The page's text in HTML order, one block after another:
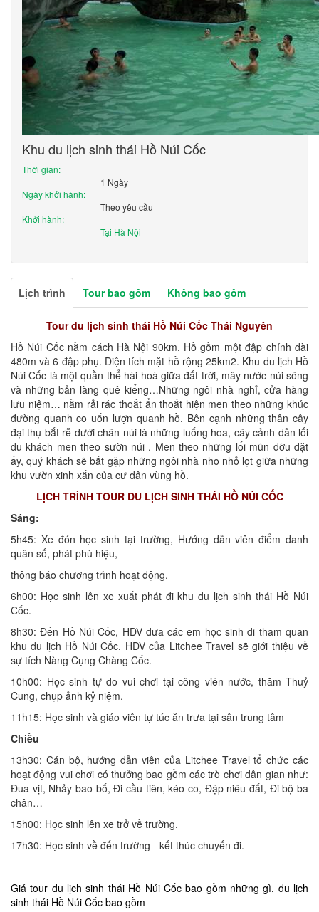
Khu du lịch sinh thái Hồ Núi Cốc
Thời gian:
1 Ngày
Ngày khởi hành:
Theo yêu cầu
Khởi hành:
Tại Hà Nội
Lịch trình Tour bao gồm Không bao gồm
Tour du lịch sinh thái Hồ Núi Cốc Thái Nguyên
Hồ Núi Cốc nằm cách Hà Nội 90km. Hồ gồm một đập chính dài
480m và 6 đập phụ. Diện tích mặt hồ rộng 25km2. Khu du lịch Hồ
Núi Cốc là một quần thể hài hoà giữa đất trời, mây nước núi sông
và những bản làng quê kiểng…Những ngôi nhà nghỉ, cửa hàng
lưu niệm… nằm rải rác thoắt ẩn thoắt hiện men theo những khúc
đường quanh co uốn lượn quanh hồ. Bên cạnh những thân cây
đại thụ bắt rễ dưới chân núi là những luống hoa, cây cảnh dẫn lối
du khách men theo sườn núi . Men theo những lối mũn dỡu dặt
ấy, quý khách sẽ bắt gặp những ngôi nhà nho nhỏ lọt giữa những
khu vườn xinh xắn của cư dân vùng hồ.
LỊCH TRÌNH TOUR DU LỊCH SINH THÁI HỒ NÚI CỐC
Sáng:
5h45: Xe đón học sinh tại trường, Hướng dẫn viên điểm danh
quân số, phát phù hiệu,
thông báo chương trình hoạt động.
6h00: Học sinh lên xe xuất phát đi khu du lịch sinh thái Hồ Núi
Cốc.
8h30: Đến Hồ Núi Cốc, HDV đưa các em học sinh đi tham quan
khu du lịch Hồ Núi Cốc. HDV của Litchee Travel sẽ giới thiệu về
sự tích Nàng Cụng Chàng Cốc.
10h00: Học sinh tự do vui chơi tại công viên nước, thăm Thuỷ
Cung, chụp ảnh kỷ niệm.
11h15: Học sinh và giáo viên tự túc ăn trưa tại sân trung tâm
Chiều
13h30: Cán bộ, hướng dẫn viên của Litchee Travel tổ chức các
hoạt động vui chơi có thưởng bao gồm các trò chơi dân gian như:
Đua vịt, Nhảy bao bố, Đi cầu tiên, kéo co, Đập niêu đất, Đi bộ ba
chân…
15h00: Học sinh lên xe trở về trường.
17h30: Học sinh về đến trường - kết thúc chuyến đi.
Giá tour du lịch sinh thái Hồ Núi Cốc bao gồm những gì, du lịch
sinh thái Hồ Núi Cốc bao gồm